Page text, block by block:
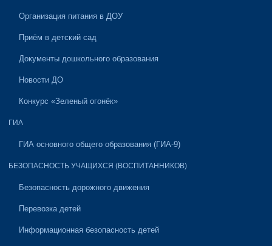
Организация питания в ДОУ
Приём в детский сад
Документы дошкольного образования
Новости ДО
Конкурс «Зеленый огонёк»
ГИА
ГИА основного общего образования (ГИА-9)
БЕЗОПАСНОСТЬ УЧАЩИХСЯ (ВОСПИТАННИКОВ)
Безопасность дорожного движения
Перевозка детей
Информационная безопасность детей